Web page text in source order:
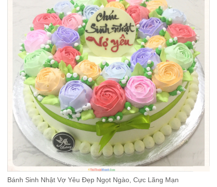
Bánh Sinh Nhật Vợ Yêu Đẹp Ngọt Ngào, Cực Lãng Mạn